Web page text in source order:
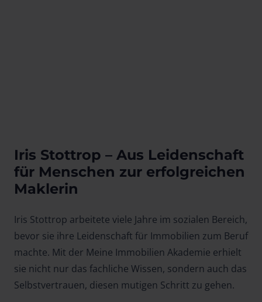
Iris Stottrop – Aus Leidenschaft
für Menschen zur erfolgreichen
Maklerin
Iris Stottrop arbeitete viele Jahre im sozialen Bereich,
bevor sie ihre Leidenschaft für Immobilien zum Beruf
machte. Mit der Meine Immobilien Akademie erhielt
sie nicht nur das fachliche Wissen, sondern auch das
Selbstvertrauen, diesen mutigen Schritt zu gehen.